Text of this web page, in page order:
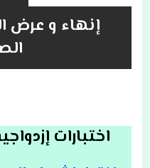
إنهاء و عرض
اختبارات